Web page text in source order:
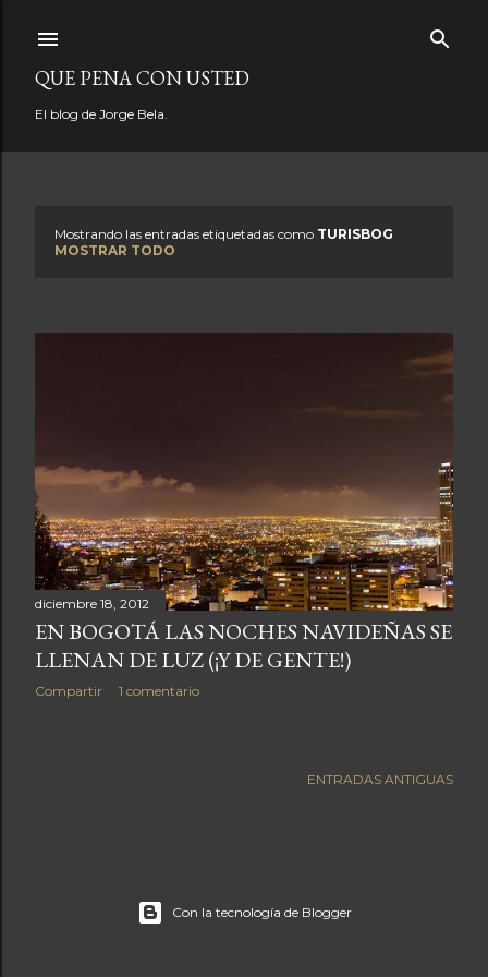
QUE PENA CON USTED
El blog de Jorge Bela.
t
d
a
s
Mostrando las entradas etiquetadas como TURISBOG
MOSTRAR TODO
diciembre 18, 2012
EN BOGOTÁ LAS NOCHES NAVIDEÑAS SE
LLENAN DE LUZ (¡Y DE GENTE!)
Compartir 1 comentario
ENTRADAS ANTIGUAS
Con la tecnología de Blogger